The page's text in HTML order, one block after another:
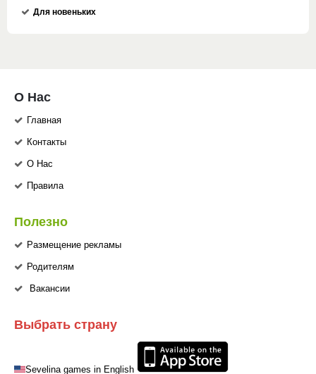
Для новеньких
О Нас
Главная
Контакты
О Нас
Правила
Полезно
Размещение рекламы
Родителям
Вакансии
Выбрать страну
Sevelina games in English